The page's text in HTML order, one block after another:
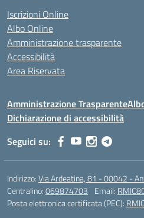
Iscrizioni Online
Albo Online
Amministrazione trasparente
Accessibilità
Area Riservata
Amministrazione Trasparente
Dichiarazione di accessibilità
Seguici su:
Indirizzo:Via Ardeatina, 81 - 00042 -
Centralino:069874703 Email:
Posta elettronica certificata (PEC):